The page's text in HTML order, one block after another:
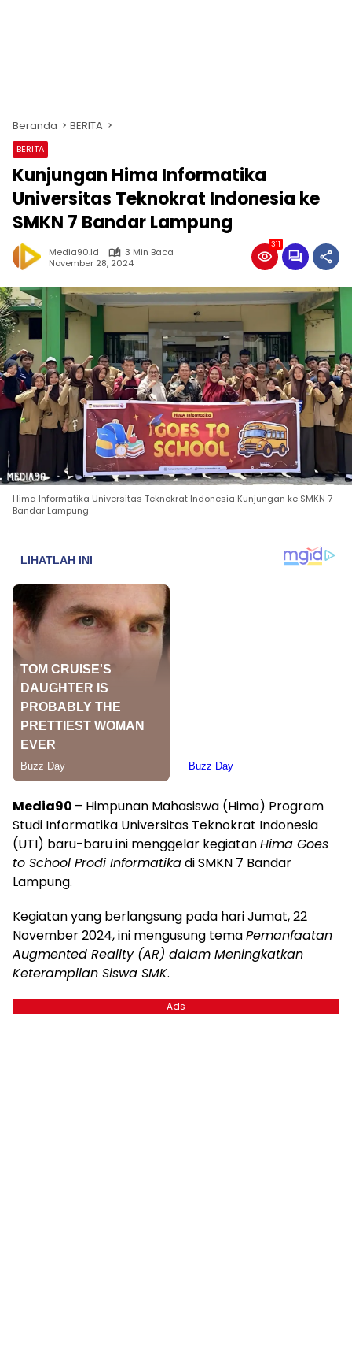
Beranda BERITA
BERITA
Kunjungan Hima Informatika
Universitas Teknokrat Indonesia ke
SMKN 7 Bandar Lampung
Media90.id
3 Min Baca
November 28, 2024
311
Hima Informatika Universitas Teknokrat Indonesia Kunjungan ke SMKN 7
Bandar Lampung
Media90 – Himpunan Mahasiswa (Hima) Program
Studi Informatika Universitas Teknokrat Indonesia
(UTI) baru-baru ini menggelar kegiatanHima Goes
to School Prodi Informatikadi SMKN 7 Bandar
Lampung.
Kegiatan yang berlangsung pada hari Jumat, 22
November 2024, ini mengusung temaPemanfaatan
Augmented Reality (AR) dalam Meningkatkan
Keterampilan Siswa SMK.
Ads